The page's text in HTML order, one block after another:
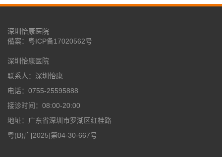
深圳怡康医院
備案： 粤ICP备17020562号
深圳怡康医院
联系人：深圳怡康
电话：0755-25595888
接诊时间：08:00-20:00
地址：广东省深圳市罗湖区红桂路
粤(B)广[2025]第04-30-667号